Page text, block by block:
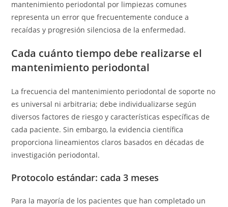
mantenimiento periodontal por limpiezas comunes
representa un error que frecuentemente conduce a
recaídas y progresión silenciosa de la enfermedad.
Cada cuánto tiempo debe realizarse el
mantenimiento periodontal
La frecuencia del mantenimiento periodontal de soporte no
es universal ni arbitraria; debe individualizarse según
diversos factores de riesgo y características específicas de
cada paciente. Sin embargo, la evidencia científica
proporciona lineamientos claros basados en décadas de
investigación periodontal.
Protocolo estándar: cada 3 meses
Para la mayoría de los pacientes que han completado un